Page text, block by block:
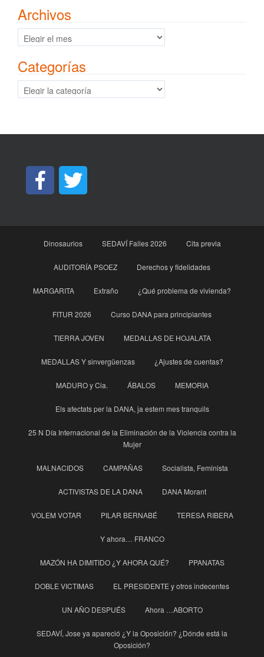
Archivos
Archivos
Categorías
Categorías
Dinosaurios SEDAVÍ Falles 2026 Cita previa
AUDITORÍA PSOEZ Derechos y fidelidades
MARGARITA Extraño ¿Qué problema de vivienda?
FITUR 2026 Curso DANA para principìantes
TIERRA JOVEN MEDALLAS DE HOJALATA
MEDALLAS Y sinvergüenzas ¿Ajustes de cuentas?
MADURO y Cia. ÁBALOS MEMORIA
Els afectats per la DANA, ja estem mes tranquils
25 N Día Internacional de la Eliminación de la Violencia contra la
Mujer
MALNACIDOS CAMPAÑAS Socialista, Feminista
ACTIVISTAS DE LA DANA DANA Morant
VOLEM VOTAR PILAR BERNABÉ TERESA RIBERA
Y ahora… FRANCO
MAZÓN HA DIMITIDO ¿Y AHORA QUÉ? PPANATAS
DOBLE VICTIMAS EL PRESIDENTE y otros indecentes
UN AÑO DESPUÉS Ahora …ABORTO
SEDAVÍ, Jose ya apareció ¿Y la Oposición? ¿Dónde está la
Oposición?